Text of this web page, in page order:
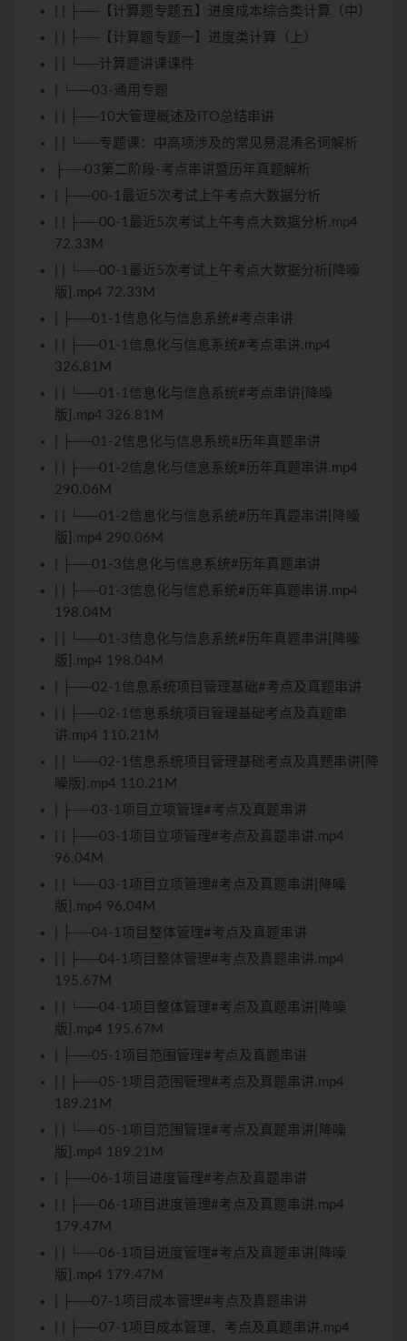
| | ├──【计算题专题五】进度成本综合类计算（中）
| | ├──【计算题专题一】进度类计算（上）
| | └──计算题讲课课件
| └──03-通用专题
| | ├──10大管理概述及ITO总结串讲
| | └──专题课：中高项涉及的常见易混淆名词解析
├──03第二阶段-考点串讲暨历年真题解析
| ├──00-1最近5次考试上午考点大数据分析
| | ├──00-1最近5次考试上午考点大数据分析.mp4
72.33M
| | └──00-1最近5次考试上午考点大数据分析[降噪
版].mp4 72.33M
| ├──01-1信息化与信息系统#考点串讲
| | ├──01-1信息化与信息系统#考点串讲.mp4
326.81M
| | └──01-1信息化与信息系统#考点串讲[降噪
版].mp4 326.81M
| ├──01-2信息化与信息系统#历年真题串讲
| | ├──01-2信息化与信息系统#历年真题串讲.mp4
290.06M
| | └──01-2信息化与信息系统#历年真题串讲[降噪
版].mp4 290.06M
| ├──01-3信息化与信息系统#历年真题串讲
| | ├──01-3信息化与信息系统#历年真题串讲.mp4
198.04M
| | └──01-3信息化与信息系统#历年真题串讲[降噪
版].mp4 198.04M
| ├──02-1信息系统项目管理基础#考点及真题串讲
| | ├──02-1信息系统项目管理基础考点及真题串
讲.mp4 110.21M
| | └──02-1信息系统项目管理基础考点及真题串讲[降
噪版].mp4 110.21M
| ├──03-1项目立项管理#考点及真题串讲
| | ├──03-1项目立项管理#考点及真题串讲.mp4
96.04M
| | └──03-1项目立项管理#考点及真题串讲[降噪
版].mp4 96.04M
| ├──04-1项目整体管理#考点及真题串讲
| | ├──04-1项目整体管理#考点及真题串讲.mp4
195.67M
| | └──04-1项目整体管理#考点及真题串讲[降噪
版].mp4 195.67M
| ├──05-1项目范围管理#考点及真题串讲
| | ├──05-1项目范围管理#考点及真题串讲.mp4
189.21M
| | └──05-1项目范围管理#考点及真题串讲[降噪
版].mp4 189.21M
| ├──06-1项目进度管理#考点及真题串讲
| | ├──06-1项目进度管理#考点及真题串讲.mp4
179.47M
| | └──06-1项目进度管理#考点及真题串讲[降噪
版].mp4 179.47M
| ├──07-1项目成本管理#考点及真题串讲
| | ├──07-1项目成本管理、考点及真题串讲.mp4